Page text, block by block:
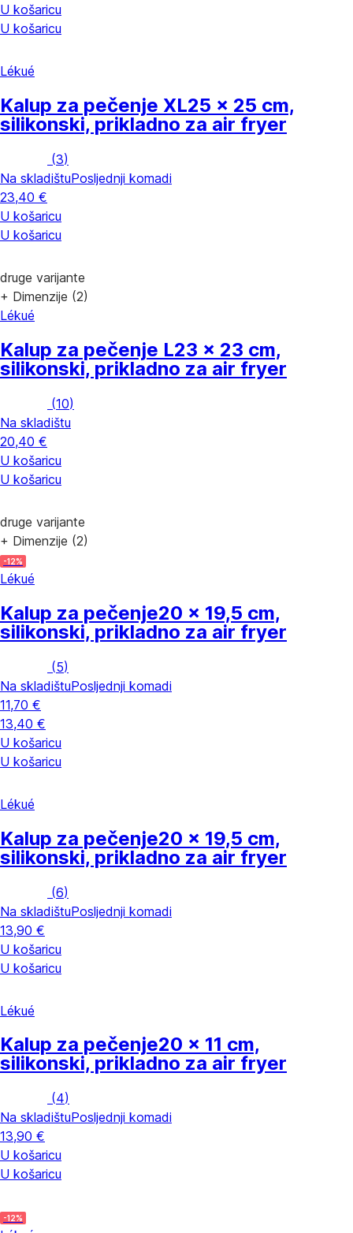
U košaricu
U košaricu
Lékué
Kalup za pečenje XL25 x 25 cm,
silikonski, prikladno za air fryer
(3)
Na skladištuPosljednji komadi
23,40 €
U košaricu
U košaricu
druge varijante
+ Dimenzije (2)
Lékué
Kalup za pečenje L23 x 23 cm,
silikonski, prikladno za air fryer
(10)
Na skladištu
20,40 €
U košaricu
U košaricu
druge varijante
+ Dimenzije (2)
-12%
Lékué
Kalup za pečenje20 x 19,5 cm,
silikonski, prikladno za air fryer
(5)
Na skladištuPosljednji komadi
11,70 €
13,40 €
U košaricu
U košaricu
Lékué
Kalup za pečenje20 x 19,5 cm,
silikonski, prikladno za air fryer
(6)
Na skladištuPosljednji komadi
13,90 €
U košaricu
U košaricu
Lékué
Kalup za pečenje20 x 11 cm,
silikonski, prikladno za air fryer
(4)
Na skladištuPosljednji komadi
13,90 €
U košaricu
U košaricu
-12%